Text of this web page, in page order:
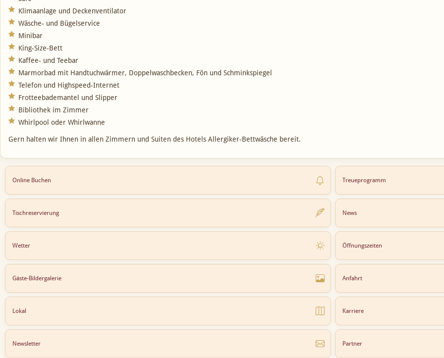
Klimaanlage und Deckenventilator
Wäsche- und Bügelservice
Minibar
King-Size-Bett
Kaffee- und Teebar
Marmorbad mit Handtuchwärmer, Doppelwaschbecken, Fön und Schminkspiegel
Telefon und Highspeed-Internet
Frotteebademantel und Slipper
Bibliothek im Zimmer
Whirlpool oder Whirlwanne
Gern halten wir Ihnen in allen Zimmern und Suiten des Hotels Allergiker-Bettwäsche bereit.
Online Buchen Treueprogramm
Tischreservierung News
Wetter Öffnungszeiten
Gäste-Bildergalerie Anfahrt
Lokal Karriere
Newsletter Partner